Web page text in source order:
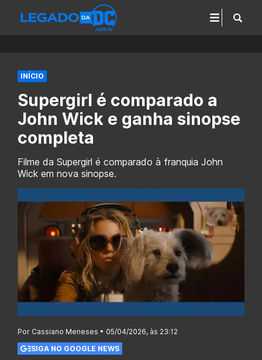
INÍCIO
Supergirl é comparado a
John Wick e ganha sinopse
completa
Filme da Supergirl é comparado à franquia John
Wick em nova sinopse.
Por Cassiano Meneses • 05/04/2026, às 23:12
SIGA NO GOOGLE NEWS